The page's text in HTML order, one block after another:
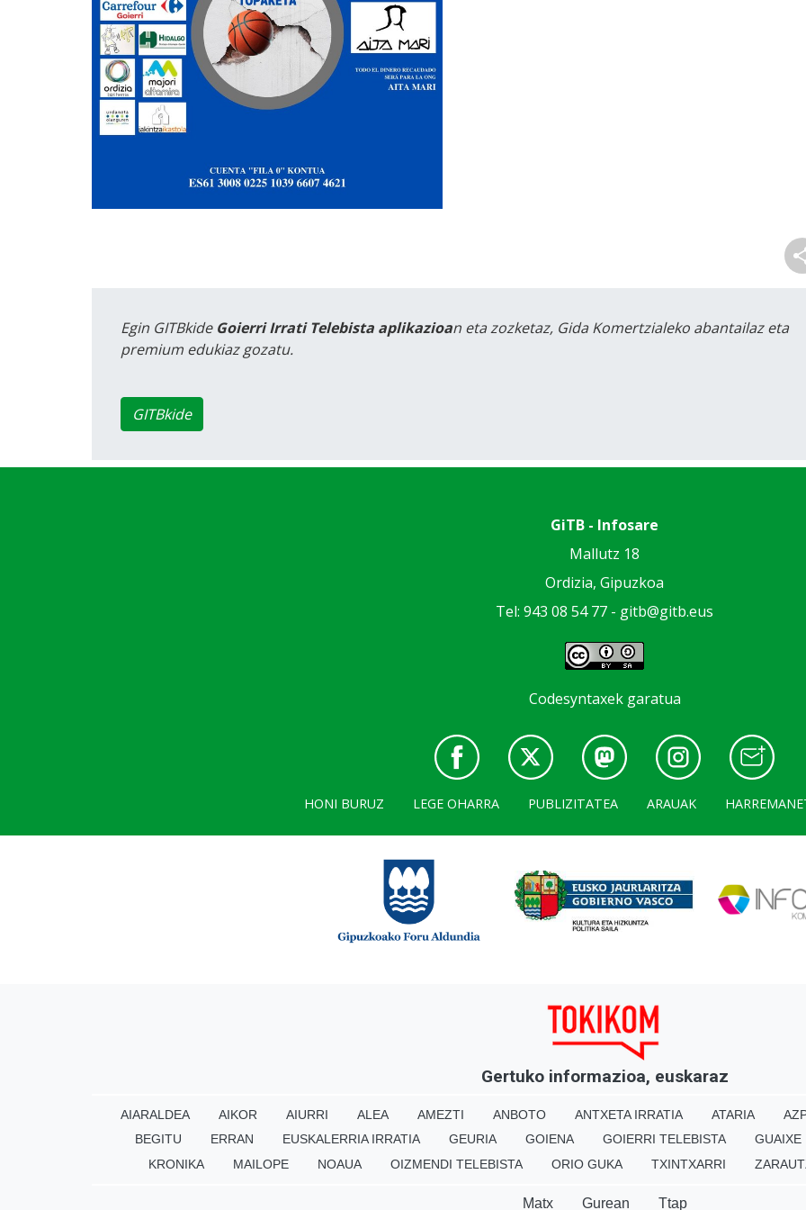
Egin GITBkide Goierri Irrati Telebista aplikazioan eta zozketaz, Gida Komertzialeko abantailaz eta
premium edukiaz gozatu.
GITBkide
GiTB - Infosare
Mallutz 18
Ordizia, Gipuzkoa
Tel: 943 08 54 77 - gitb@gitb.eus
Codesyntaxek garatua
HONI BURUZ LEGE OHARRA PUBLIZITATEA ARAUAK
Gertuko informazioa, euskaraz
AIARALDEA AIKOR AIURRI ALEA AMEZTI ANBOTO ANTXETA IRRATIA ATARIA
BEGITU
ERRAN EUSKALERRIA IRRATIA GEURIA GOIENA GOIERRI TELEBISTA GUAIXE
KRONIKA
MAILOPE NOAUA OIZMENDI TELEBISTA ORIO GUKA TXINTXARRI
Matx Gurean Ttap